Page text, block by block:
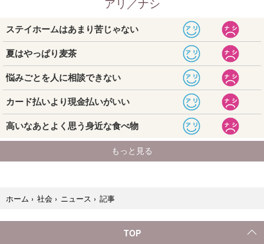
ホーム › 社会 › ニュース › 記事
TOP